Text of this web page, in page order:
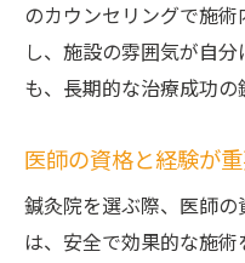
のカウンセリングで施
し、施設の雰囲気が自
も、長期的な治療成功の
医師の資格と経験が
鍼灸院を選ぶ際、医師
は、安全で効果的な施